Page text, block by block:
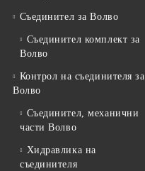
Съединител за Волво
Съединител комплект за
Волво
Контрол на съединителя за
Волво
Съединител, механични
части Волво
Хидравлика на
съединителя